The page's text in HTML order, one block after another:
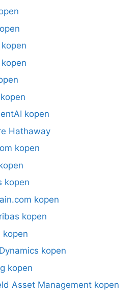
kopen
Hathaway
kopen
kopen
kopen
kopen
kopen
kopen
kopen
Asset Management kopen